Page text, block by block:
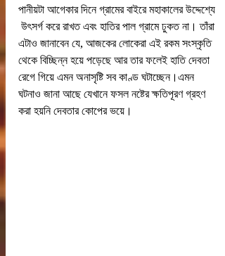
পানীয়টা আগেকার দিনে গ্রামের বাইরে মহাকালের উদ্দেশ্যে
উৎসর্গ করে রাখত এবং হাতির পাল গ্রামে ঢুকত না। তাঁরা
এটাও জানাবেন যে, আজকের লোকেরা এই রকম সংস্কৃতি
থেকে বিচ্ছিন্ন হয়ে পড়েছে আর তার ফলেই হাতি দেবতা
রেগে গিয়ে এমন অনাসৃষ্টি সব কাণ্ড ঘটাচ্ছেন।এমন
ঘটনাও জানা আছে যেখানে ফসল নষ্টের ক্ষতিপূরণ গ্রহণ
করা হয়নি দেবতার কোপের ভয়ে।